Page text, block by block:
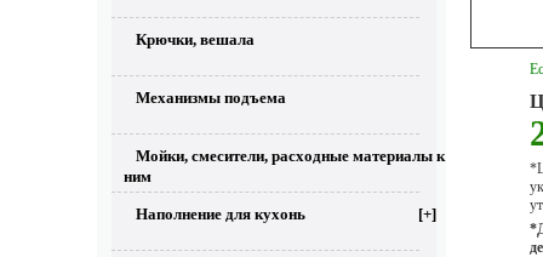
Крючки, вешала
Механизмы подъема
Мойки, смесители, расходные материалы к
ним
Наполнение для кухонь [+]